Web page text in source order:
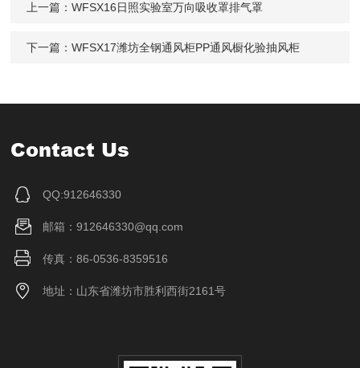
上一篇：WFSX16日照实验室万向吸收罩排气罩
下一篇：WFSX17潍坊全钢通风柜PP通风橱化验抽风柜
Contact Us
QQ:912646330
邮箱：912646330@qq.com
传真：86-0536-8359516
地址：山东省潍坊市胜利西街2161号